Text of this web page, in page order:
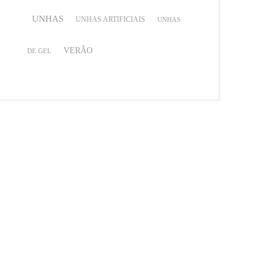
UNHAS UNHAS ARTIFICIAIS UNHAS
DE GEL VERÃO